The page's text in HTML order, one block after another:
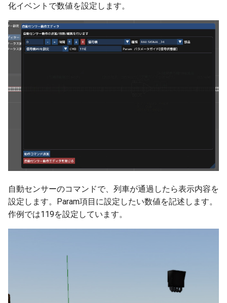
化イベントで数値を設定します。
自動センサーのコマンドで、列車が通過したら表示内容を
設定します。Param項目に設定したい数値を記述します。
作例では119を設定しています。